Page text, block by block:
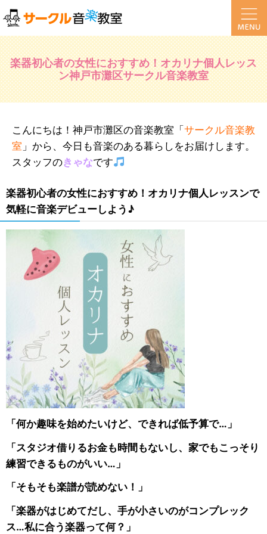
楽器初心者の女性におすすめ！オカリナ個人レッス
ン神戸市灘区サークル音楽教室
こんにちは！神戸市灘区の音楽教室「 サークル音楽教
室 」から、今日も音楽のある暮らしをお届けします。
スタッフのきゃなです
楽器初心者の女性におすすめ！オカリナ個人レッスンで
気軽に音楽デビューしよう♪
「何か趣味を始めたいけど、できれば低予算で…」
「スタジオ借りるお金も時間もないし、家でもこっそり
練習できるものがいい…」
「そもそも楽譜が読めない！」
「楽器がはじめてだし、手が小さいのがコンプレック
ス…私に合う楽器って何？」